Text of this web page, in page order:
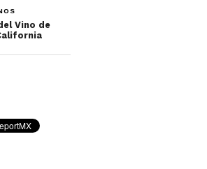
Vino de